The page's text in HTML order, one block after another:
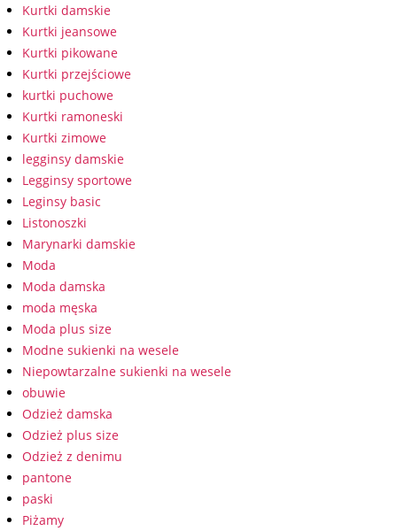
Kurtki damskie
Kurtki jeansowe
Kurtki pikowane
Kurtki przejściowe
kurtki puchowe
Kurtki ramoneski
Kurtki zimowe
legginsy damskie
Legginsy sportowe
Leginsy basic
Listonoszki
Marynarki damskie
Moda
Moda damska
moda męska
Moda plus size
Modne sukienki na wesele
Niepowtarzalne sukienki na wesele
obuwie
Odzież damska
Odzież plus size
Odzież z denimu
pantone
paski
Piżamy